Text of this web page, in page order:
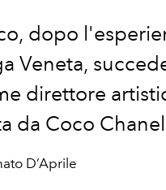
dopo
Veneta,
direttore
da Coco
D’Aprile